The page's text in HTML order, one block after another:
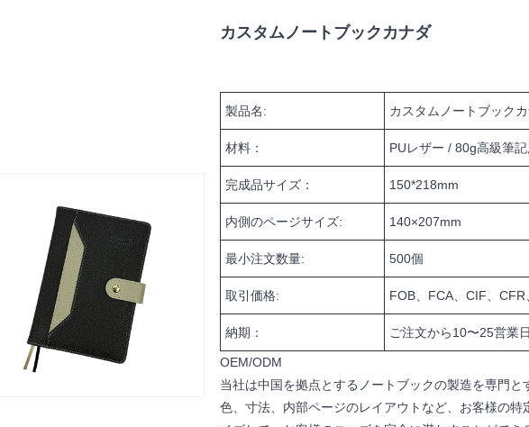
カスタムノートブックカナダ
製品名: カスタムノートブック
材料： PUレザー / 80g高級筆
完成品サイズ： 150*218mm
内側のページサイズ: 140×207mm
最小注文数量: 500個
取引価格: FOB、FCA、CIF、
納期： ご注文から10〜25営業
OEM/ODM
当社は中国を拠点とするノートブックの製造を専門と
色、寸法、内部ページのレイアウトなど、お客様の